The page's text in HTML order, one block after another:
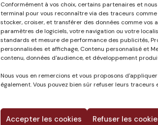
Conformément à vos choix, certains partenaires et
terminal pour vous reconnaître via des traceurs
stocker, croiser, et transférer des données comme vos
paramètres de logiciels, votre navigation ou votre
standards et mesure de performance des publicités,
personnalisées et affichage, Contenu personnalisé et
contenu, données d'audience, et développement
Nous vous en remercions et vous proposons
également. Vous pouvez bien sûr refuser leurs
Accepter les cookies Refuser les